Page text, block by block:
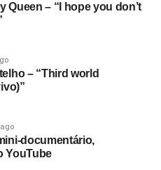
Queen – “I hope you don’t
– “Third world
documentário,
YouTube